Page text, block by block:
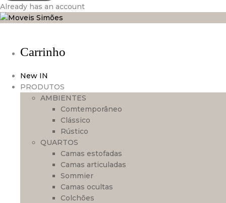
Already has an account
Carrinho
New IN
PRODUTOS
AMBIENTES
Comtemporâneo
Clássico
Rústico
QUARTOS
Camas estofadas
Camas articuladas
Sommier
Camas ocultas
Colchões